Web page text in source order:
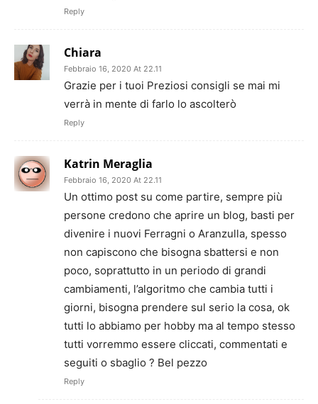
Reply
Chiara
Febbraio 16, 2020 At 22.11
Grazie per i tuoi Preziosi consigli se mai mi
verrà in mente di farlo lo ascolterò
Reply
Katrin Meraglia
Febbraio 16, 2020 At 22.11
Un ottimo post su come partire, sempre più
persone credono che aprire un blog, basti per
divenire i nuovi Ferragni o Aranzulla, spesso
non capiscono che bisogna sbattersi e non
poco, soprattutto in un periodo di grandi
cambiamenti, l’algoritmo che cambia tutti i
giorni, bisogna prendere sul serio la cosa, ok
tutti lo abbiamo per hobby ma al tempo stesso
tutti vorremmo essere cliccati, commentati e
seguiti o sbaglio ? Bel pezzo
Reply